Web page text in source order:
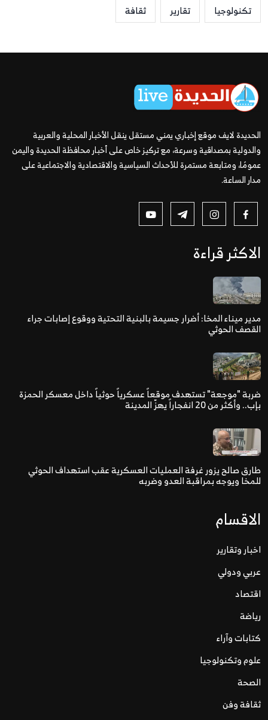
تكنولوجيا
تقارير ثقافة
الحديدة لايف موقع إخباري يمني مستقل ينقل الأخبار المحلية والعربية
والدولية بمصداقية وسرعة، مع تركيز خاص على أخبار محافظة الحديدة واليمن
عمومًا، ومتابعة مستمرة للأحداث السياسية والاقتصادية والاجتماعية على
مدار الساعة.
الاكثر قراءة
مدير ميناء المخا: أضرار جسيمة بالبنية التحتية ووقوع إصابات جراء
القصف الحوثي
ضربة "موجعة" تستهدف موقعاً عسكرياً حوثياً داخل معسكر الحمزة
بإب.. وأكثر من 20 انفجاراً يهزّ المدينة
طارق صالح يزور غرفة العمليات العسكرية عقب استهداف الحوثي
للمخا ويوجه بمراقبة العدو وضربه
الاقسام
اخبار وتقارير
عربي ودولي
اقتصاد
رياضة
كتابات وآراء
علوم وتكنولوجيا
الصحة
ثقافة وفن